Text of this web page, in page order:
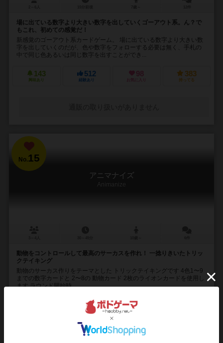
場に出ている数字より大きい数字を出していくゴーアウト系。ん？で
もこれ、初めての感覚だ！
新感覚のゴーアウト系カードゲーム。 場に出ている数字より大きい数
字を出していくのだが、色や数字をフォローする必要は無く、手札の
中で同じ色あるいは同じ数字を出すことができ...
143
興味あり
512
経験あり
98
お気に入り
383
持ってる
No.15
アニマナイズ
Animanize
動物をコントロールして最高のサーカスを作れ！ 一捻りきいたトリッ
クテイキング
動物のサーカス作りをテーマとした トリックテイキングです 4色1〜9
までの数字カードと 2〜8の 動物カード 2枚のライオンカードを使用し
ます ラウンド開始時...
235
経験あり
50
お気に入り
再入荷までお待ち下さい